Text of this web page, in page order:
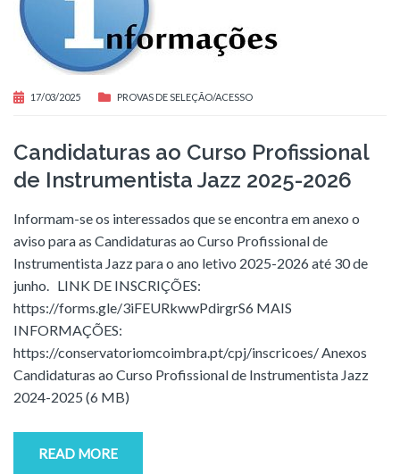
17/03/2025 PROVAS DE SELEÇÃO/ACESSO
Candidaturas ao Curso Profissional
de Instrumentista Jazz 2025-2026
Informam-se os interessados que se encontra em anexo o
aviso para as Candidaturas ao Curso Profissional de
Instrumentista Jazz para o ano letivo 2025-2026 até 30 de
junho. LINK DE INSCRIÇÕES:
https://forms.gle/3iFEURkwwPdirgrS6 MAIS
INFORMAÇÕES:
https://conservatoriomcoimbra.pt/cpj/inscricoes/ Anexos
Candidaturas ao Curso Profissional de Instrumentista Jazz
2024-2025 (6 MB)
READ MORE